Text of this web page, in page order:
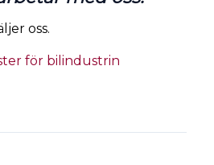
oss.
för bilindustrin